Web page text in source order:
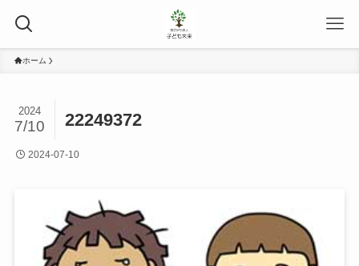
ホーム
22249372
2024
7/10
2024-07-10